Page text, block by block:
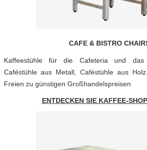
CAFE & BISTRO
Kaffeestühle für die Cafeteria und das
Caféstühle aus Metall, Caféstühle aus
Freien zu günstigen Großhandelspreisen
ENTDECKEN SIE KAFFEE-